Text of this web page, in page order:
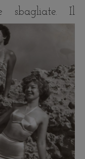
sbagliate. Il